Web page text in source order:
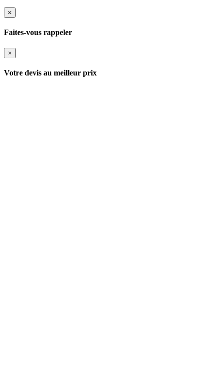
×
Faites-vous rappeler
×
Votre devis au meilleur prix